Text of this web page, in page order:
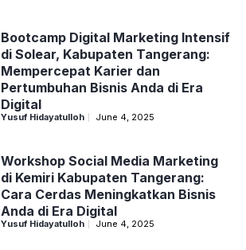
Bootcamp Digital Marketing Intensif
di Solear, Kabupaten Tangerang:
Mempercepat Karier dan
Pertumbuhan Bisnis Anda di Era
Digital
Yusuf Hidayatulloh June 4, 2025
Workshop Social Media Marketing
di Kemiri Kabupaten Tangerang:
Cara Cerdas Meningkatkan Bisnis
Anda di Era Digital
Yusuf Hidayatulloh June 4, 2025